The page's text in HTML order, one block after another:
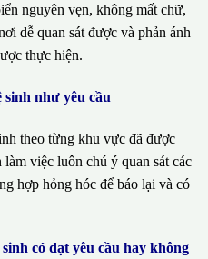
nguyên vẹn, không mất chữ,
dễ quan sát được và phản ánh
thực hiện.
như yêu cầu
theo từng khu vực đã được
việc luôn chú ý quan sát các
hợp hỏng hóc để báo lại và có
có đạt yêu cầu hay không